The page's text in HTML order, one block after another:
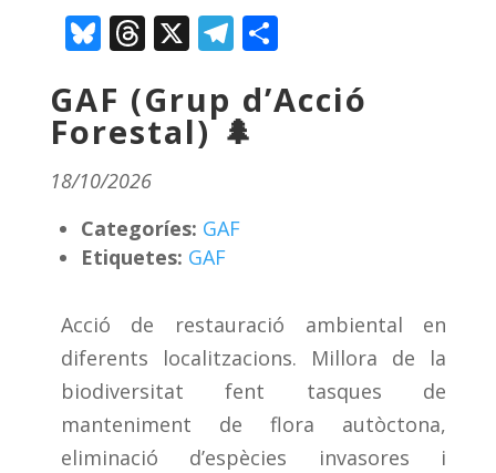
Bluesky
Threads
X Telegram
Comparteix
GAF (Grup d’Acció
Forestal) 🌲
18/10/2026
Categoríes: GAF
Etiquetes: GAF
Acció de restauració ambiental en
diferents localitzacions. Millora de la
biodiversitat fent tasques de
manteniment de flora autòctona,
eliminació d’espècies invasores i